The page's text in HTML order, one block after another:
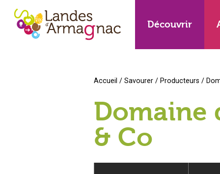
Découvrir
Accueil / Savourer / Producteurs /
Domaine
& Co